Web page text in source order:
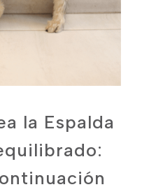
la Espalda